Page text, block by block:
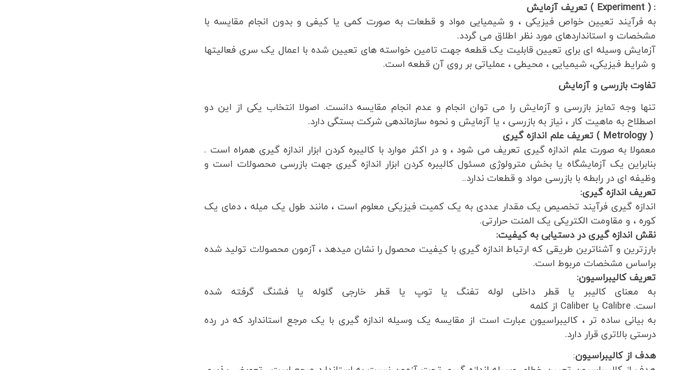
: ( Experiment )
تعریف آزمایش
به فرآیند تعیین خواص فیزیکی ، و شیمیایی مواد و قطعات به صورت کمی یا کیفی و بدون انجام مقایسه با
مشخصات و استانداردهای مورد نظر اطلاق می گردد.
آزمایش وسیله ای برای تعیین قابلیت یک قطعه جهت تامین خواسته های تعیین شده با اعمال یک سری فعالیتها
و شرایط فیزیکی، شیمیایی ، محیطی ، عملیاتی بر روی آن قطعه است.
تفاوت بازرسی و آزمایش
تنها وجه تمایز بازرسی و آزمایش را می توان انجام و عدم انجام مقایسه دانست. اصولا انتخاب یکی از این دو
اصطلاح به ماهیت کار ، نیاز به بازرسی ، یا آزمایش و نحوه سازماندهی شرکت بستگی دارد.
( Metrology )
تعریف علم اندازه گیری
معمولا به صورت علم اندازه گیری تعریف می شود ، و در اکثر موارد با کالیبره کردن ابزار اندازه گیری همراه است .
بنابراین یک آزمایشگاه یا بخش مترولوژی مسئول کالیبره کردن ابزار اندازه گیری جهت بازرسی محصولات است و
وظیفه ای در رابطه با بازرسی مواد و قطعات ندارد..
تعریف اندازه گیری:
اندازه گیری فرآیند تخصیص یک مقدار عددی به یک کمیت فیزیکی معلوم است ، مانند طول یک میله ، دمای یک
کوره ، و مقاومت الکتریکی یک المنت حرارتی.
نقش اندازه گیری در دستیابی به کیفیت:
بارزترین و آشناترین طریقی که ارتباط اندازه گیری با کیفیت محصول را نشان میدهد ، آزمون محصولات تولید شده
براساس مشخصات مربوط است.
تعریف کالیبراسیون:
به معنای کالیبر یا قطر داخلی لوله تفنگ یا توپ یا قطر خارجی گلوله یا فشنگ گرفته شده
است. Calibre یا Caliber از کلمه
به بیانی ساده تر ، کالیبراسیون عبارت است از مقایسه یک وسیله اندازه گیری با یک مرجع استاندارد که در رده
درستی بالاتری قرار دارد.
هدف از کالیبراسیون: